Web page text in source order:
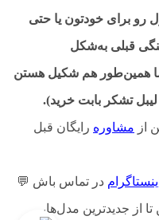
رو برای خودتون یا حتی
قبلی به‌شکل
همین‌طور هم شکیل هستن
تشکر بابت خرید).
از مشاوره رایگان قبل
اینستاگرام در تماس باش 💬
تا از جدیدترین مدل‌ها،